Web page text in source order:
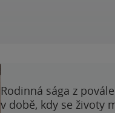
Rodinná sága z
v době, kdy se životy